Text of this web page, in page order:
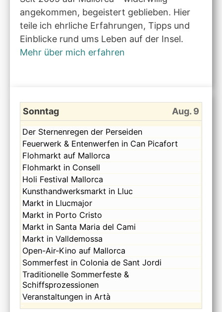
angekommen, begeistert geblieben. Hier
teile ich ehrliche Erfahrungen, Tipps und
Einblicke rund ums Leben auf der Insel.
Mehr über mich erfahren
Sonntag Aug. 9
Sonntag,
August
9th
2026
Der Sternenregen der Perseiden
Sonntag,
August
9th
2026
Feuerwerk & Entenwerfen in Can Picafort
Sonntag,
August
9th
2026
Flohmarkt auf Mallorca
Sonntag,
August
9th
2026
Flohmarkt in Consell
Sonntag,
August
9th
2026
Holi Festival Mallorca
Sonntag,
August
9th
2026
Kunsthandwerksmarkt in Lluc
Sonntag,
August
9th
2026
Markt in Llucmajor
Sonntag,
August
9th
2026
Markt in Porto Cristo
Sonntag,
August
9th
2026
Markt in Santa Maria del Cami
Sonntag,
August
9th
2026
Markt in Valldemossa
Sonntag,
August
9th
2026
Open-Air-Kino auf Mallorca
Sonntag,
August
9th
2026
Sommerfest in Colonia de Sant Jordi
Sonntag,
August
9th
2026
Traditionelle Sommerfeste &
Schiffsprozessionen
Sonntag,
August
Veranstaltungen in Artà